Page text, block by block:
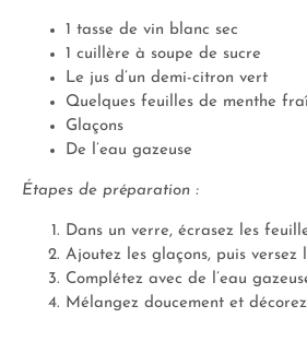
1 tasse de vin blanc sec
1 cuillère à soupe de sucre
Le jus d’un demi-citron vert
Quelques feuilles de menthe
Glaçons
De l’eau gazeuse
Étapes de préparation :
Dans un verre, écrasez les
Ajoutez les glaçons, puis versez
Complétez avec de l’eau
Mélangez doucement et